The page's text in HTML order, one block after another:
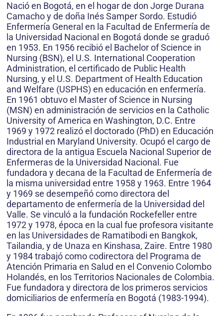
Nació en Bogotá, en el hogar de don Jorge Durana
Camacho y de doña Inés Samper Sordo. Estudió
Enfermería General en la Facultad de Enfermería de
la Universidad Nacional en Bogotá donde se graduó
en 1953. En 1956 recibió el Bachelor of Science in
Nursing (BSN), el U.S. International Cooperation
Administration, el certificado de Public Health
Nursing, y el U.S. Department of Health Education
and Welfare (USPHS) en educación en enfermería.
En 1961 obtuvo el Master of Science in Nursing
(MSN) en administración de servicios en la Catholic
University of America en Washington, D.C. Entre
1969 y 1972 realizó el doctorado (PhD) en Educación
Industrial en Maryland University. Ocupó el cargo de
directora de la antigua Escuela Nacional Superior de
Enfermeras de la Universidad Nacional. Fue
fundadora y decana de la Facultad de Enfermería de
la misma universidad entre 1958 y 1963. Entre 1964
y 1969 se desempeñó como directora del
departamento de enfermería de la Universidad del
Valle. Se vinculó a la fundación Rockefeller entre
1972 y 1978, época en la cual fue profesora visitante
en las Universidades de Ramatibodi en Bangkok,
Tailandia, y de Unaza en Kinshasa, Zaire. Entre 1980
y 1984 trabajó como codirectora del Programa de
Atención Primaria en Salud en el Convenio Colombo
Holandés, en los Territorios Nacionales de Colombia.
Fue fundadora y directora de los primeros servicios
domiciliarios de enfermería en Bogotá (1983-1994).